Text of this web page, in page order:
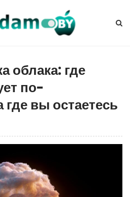
облака: где
по-
вы остаетесь